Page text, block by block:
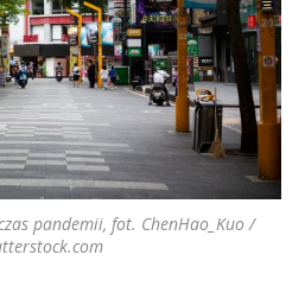
pandemii, fot. ChenHao_Kuo /